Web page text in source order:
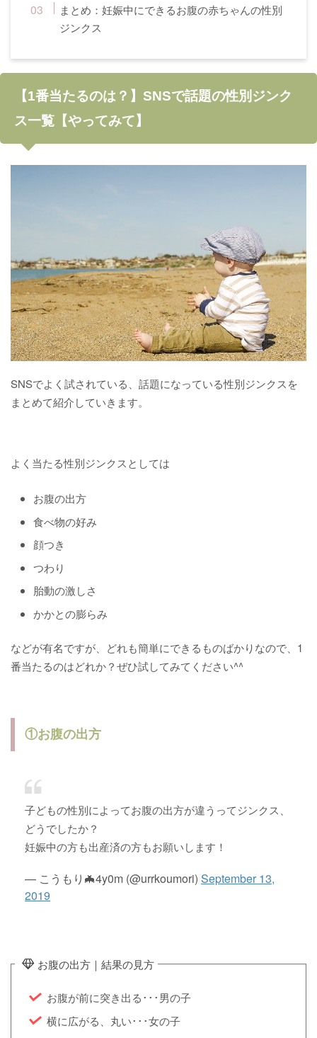
まとめ：妊娠中にできるお腹の赤ちゃんの性別
ジンクス
【1番当たるのは？】SNSで話題の性別ジンク
ス一覧【やってみて】
SNSでよく試されている、話題になっている性別ジンクスを
まとめて紹介していきます。
よく当たる性別ジンクスとしては
お腹の出方
食べ物の好み
顔つき
つわり
胎動の激しさ
かかとの膨らみ
などが有名ですが、どれも簡単にできるものばかりなので、1
番当たるのはどれか？ぜひ試してみてください^^
①お腹の出方
子どもの性別によってお腹の出方が違うってジンクス、
どうでしたか？
妊娠中の方も出産済の方もお願いします！
— こうもり🦇4y0m (@urrkoumori) September 13,
2019
お腹の出方｜結果の見方
お腹が前に突き出る･･･男の子
横に広がる、丸い･･･女の子